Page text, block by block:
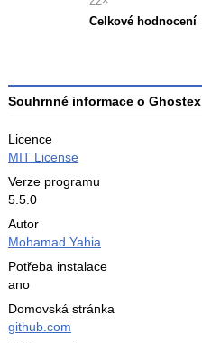
Celkové hodnocení
Souhrnné informace o Ghostex
Licence
MIT License
Verze programu
5.5.0
Autor
Mohamad Yahia
Potřeba instalace
ano
Domovská stránka
github.com